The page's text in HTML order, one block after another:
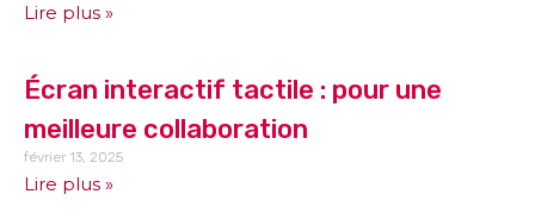
Lire plus »
Écran interactif tactile : pour une
meilleure collaboration
février 13, 2025
Lire plus »